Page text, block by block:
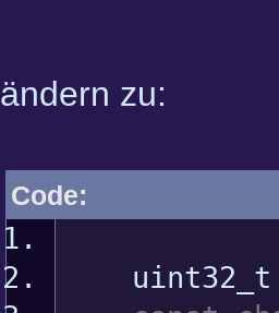
ändern zu:
Code:
uint32_t